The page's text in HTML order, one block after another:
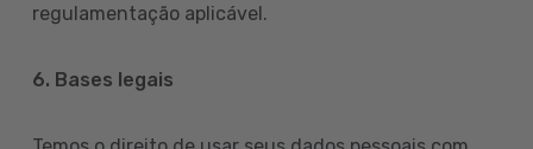
regulamentação aplicável.
6. Bases legais